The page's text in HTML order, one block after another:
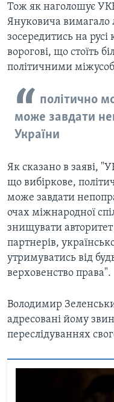
Тож як наголошує
Януковича вимагало
зосередитись на русі
ворогові, що стоїть
політичними
політично
може завдати
України
Як сказано в заяві,
що вибіркове,
може завдати
очах міжнародної
знищувати авторитет
партнерів,
утримуватись від
верховенство права".
Володимир
адресовані йому
переслідуваннях